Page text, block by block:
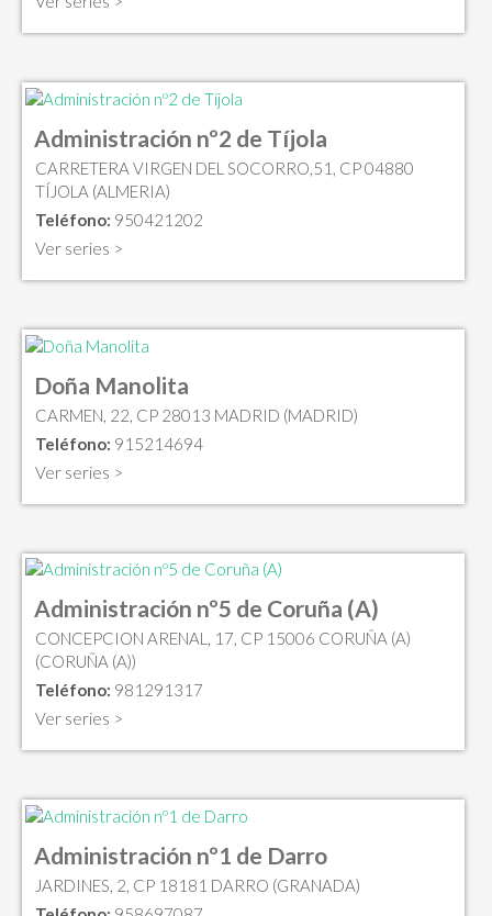
Administración nº2 de Tíjola
CARRETERA VIRGEN DEL SOCORRO,51, CP 04880
TÍJOLA (ALMERIA)
Teléfono: 950421202
Ver series >
Doña Manolita
CARMEN, 22, CP 28013 MADRID (MADRID)
Teléfono: 915214694
Ver series >
Administración nº5 de Coruña (A)
CONCEPCION ARENAL, 17, CP 15006 CORUÑA (A)
(CORUÑA (A))
Teléfono: 981291317
Ver series >
Administración nº1 de Darro
JARDINES, 2, CP 18181 DARRO (GRANADA)